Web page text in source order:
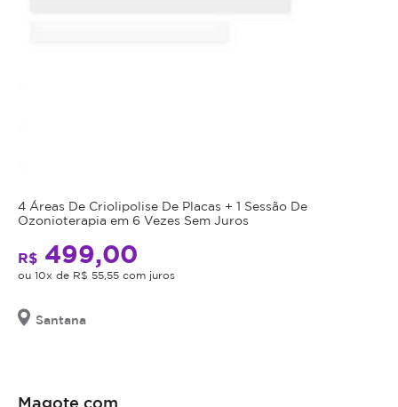
4 Áreas De Criolipolise De Placas + 1 Sessão De
Ozonioterapia em 6 Vezes Sem Juros
R$ 499,00
ou 10x de R$ 55,55 com juros
Santana
Magote.com